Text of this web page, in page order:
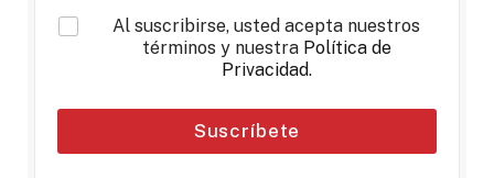
*
Al suscribirse, usted acepta nuestros
términos y nuestra Política de
Privacidad.
Suscríbete